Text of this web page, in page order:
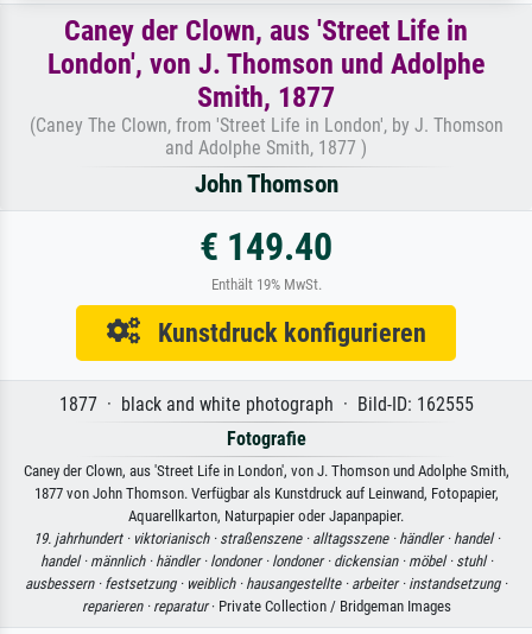
Caney der Clown, aus 'Street Life in
London', von J. Thomson und Adolphe
Smith, 1877
(Caney The Clown, from 'Street Life in London', by J. Thomson
and Adolphe Smith, 1877 )
John Thomson
€ 149.40
Enthält 19% MwSt.
Kunstdruck konfigurieren
1877 · black and white photograph · Bild-ID: 162555
Fotografie
Caney der Clown, aus 'Street Life in London', von J. Thomson und Adolphe Smith,
1877 von John Thomson. Verfügbar als Kunstdruck auf Leinwand, Fotopapier,
Aquarellkarton, Naturpapier oder Japanpapier.
19. jahrhundert · viktorianisch · straßenszene · alltagsszene · händler · handel ·
handel · männlich · händler · londoner · londoner · dickensian · möbel · stuhl ·
ausbessern · festsetzung · weiblich · hausangestellte · arbeiter · instandsetzung ·
reparieren · reparatur· Private Collection / Bridgeman Images